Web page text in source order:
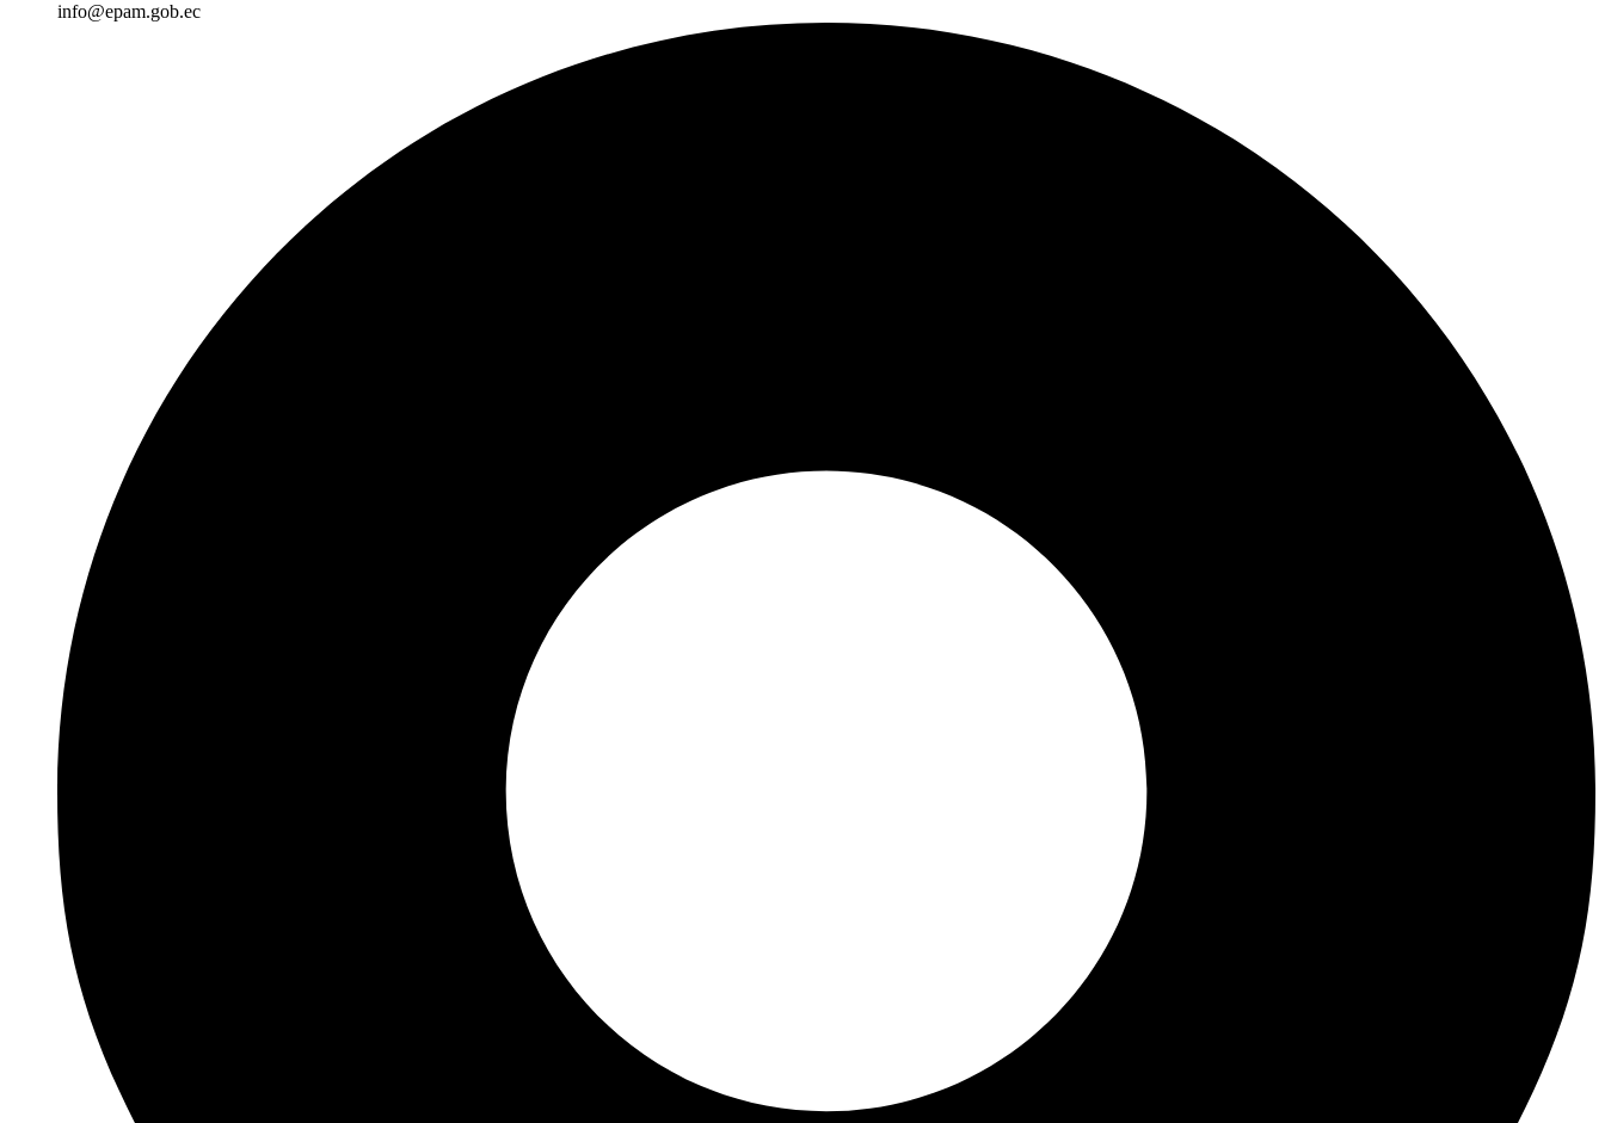
info@epam.gob.ec